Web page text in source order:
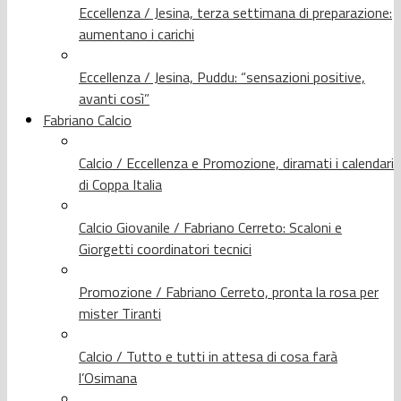
Eccellenza / Jesina, terza settimana di preparazione:
aumentano i carichi
Eccellenza / Jesina, Puddu: “sensazioni positive,
avanti così”
Fabriano Calcio
Calcio / Eccellenza e Promozione, diramati i calendari
di Coppa Italia
Calcio Giovanile / Fabriano Cerreto: Scaloni e
Giorgetti coordinatori tecnici
Promozione / Fabriano Cerreto, pronta la rosa per
mister Tiranti
Calcio / Tutto e tutti in attesa di cosa farà
l’Osimana